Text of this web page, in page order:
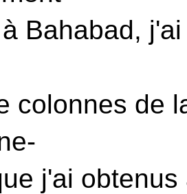
Bahabad,
colonnes de
j'ai